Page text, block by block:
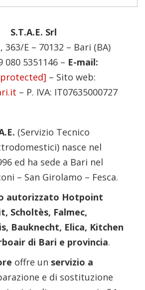
S.T.A.E. Srl
363/E – 70132 – Bari (BA)
080 5351146 – E-mail:
– Sito web:
– P. IVA: IT07635000727
(Servizio Tecnico
nasce nel
ed ha sede a Bari nel
– San Girolamo – Fesca.
autorizzato Hotpoint
Scholtès, Falmec,
Bauknecht, Elica, Kitchen
di Bari e provincia.
offre un servizio a
e di sostituzione